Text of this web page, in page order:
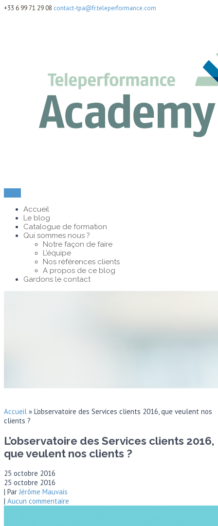
+33 6 99 71 29 08 contact-tpa@fr.teleperformance.com
Accueil
Le blog
Catalogue de formation
Qui sommes nous ?
Notre façon de faire
L’équipe
Nos références clients
A propos de ce blog
Gardons le contact
Accueil » L’observatoire des Services clients 2016, que veulent nos
clients ?
L’observatoire des Services clients 2016,
que veulent nos clients ?
25 octobre 2016
25 octobre 2016
| ParJérôme Mauvais
| Aucun commentaire